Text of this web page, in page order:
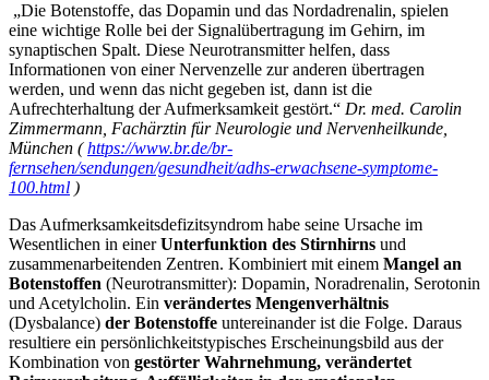
„Die Botenstoffe, das Dopamin und das Nordadrenalin, spielen
eine wichtige Rolle bei der Signalübertragung im Gehirn, im
synaptischen Spalt. Diese Neurotransmitter helfen, dass
Informationen von einer Nervenzelle zur anderen übertragen
werden, und wenn das nicht gegeben ist, dann ist die
Aufrechterhaltung der Aufmerksamkeit gestört.“ Dr. med. Carolin
Zimmermann, Fachärztin für Neurologie und Nervenheilkunde,
München (https://www.br.de/br-
fernsehen/sendungen/gesundheit/adhs-erwachsene-symptome-
100.html )
Das Aufmerksamkeitsdefizitsyndrom habe seine Ursache im
Wesentlichen in einerUnterfunktion des Stirnhirns und
zusammenarbeitenden Zentren. Kombiniert mit einem Mangel an
Botenstoffen (Neurotransmitter): Dopamin, Noradrenalin, Serotonin
und Acetylcholin. Ein verändertes Mengenverhältnis
(Dysbalance) der Botenstoffe untereinander ist die Folge. Daraus
resultiere ein persönlichkeitstypisches Erscheinungsbild aus der
Kombination von gestörter Wahrnehmung, verändertet